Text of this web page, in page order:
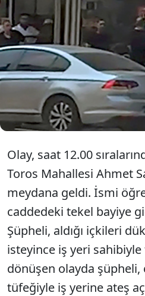
Adana’da
bayisinde iş yeri
kişi, av tüfeğiyle
yerinin duvarına
telefonu
Olay, saat 12.00
Toros Mahallesi Ahmet
meydana geldi. İsmi
caddedeki tekel bayiye
Şüpheli, aldığı içkileri
isteyince iş yeri sahibiyle
dönüşen olayda
tüfeğiyle iş yerine ateş